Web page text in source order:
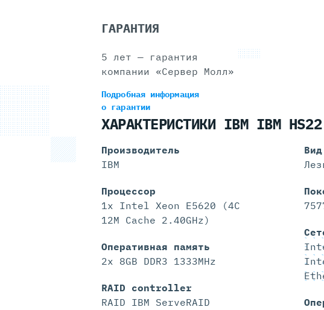
ГАРАНТИЯ
5 лет — гарантия
компании «Сервер Молл»
Подробная информация
о гарантии
ХАРАКТЕРИСТИКИ IBM IBM HS22
Производитель
IBM
Процессор
1x Intel Xeon E5620 (4C
12M Cache 2.40GHz)
Оперативная память
2x 8GB DDR3 1333MHz
RAID controller
RAID IBM ServeRAID